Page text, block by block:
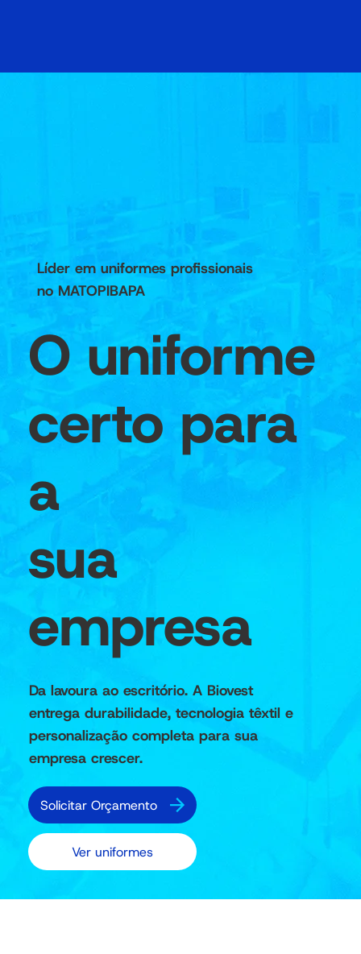
Líder em uniformes profissionais
no MATOPIBAPA
O uniforme
certo para
a
sua
empresa
Da lavoura ao escritório. A Biovest
entrega durabilidade, tecnologia têxtil e
personalização completa para sua
empresa crescer.
Solicitar Orçamento